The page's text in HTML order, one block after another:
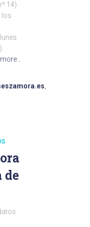
14)
los
de